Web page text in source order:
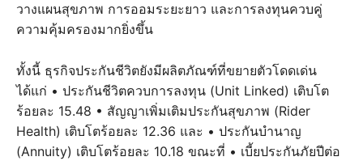
วางแผนสุขภาพ การออมระยะยาว และการลงทุนควบคู่
ความคุ้มครองมากยิ่งขึ้น
ทั้งนี้ ธุรกิจประกันชีวิตยังมีผลิตภัณฑ์ที่ขยายตัวโดดเด่น
ได้แก่ • ประกันชีวิตควบการลงทุน (Unit Linked) เติบโต
ร้อยละ 15.48 • สัญญาเพิ่มเติมประกันสุขภาพ (Rider
Health) เติบโตร้อยละ 12.36 และ • ประกันบำนาญ
(Annuity) เติบโตร้อยละ 10.18 ขณะที่ • เบี้ยประกันภัยปีต่อ